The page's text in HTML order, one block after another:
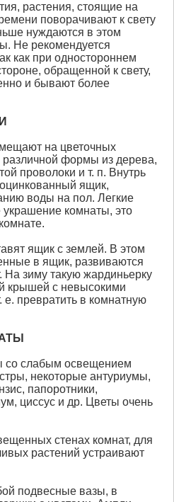
растения, стоящие на
поворачивают к свету
нуждаются в этом
Не рекомендуется
как при одностороннем
обращенной к свету,
и бывают более
на цветочных
различной формы из дерева,
проволоки и т. п. Внутрь
ящик,
воды на пол. Легкие
комнаты, это
ящик с землей. В этом
в ящик, развиваются
На зиму такую жардиньерку
крышей с невысокими
е. превратить в комнатную
со слабым освещением
некоторые антуриумы,
папоротники,
циссус и др. Цветы очень
стенах комнат, для
растений устраивают
подвесные вазы, в